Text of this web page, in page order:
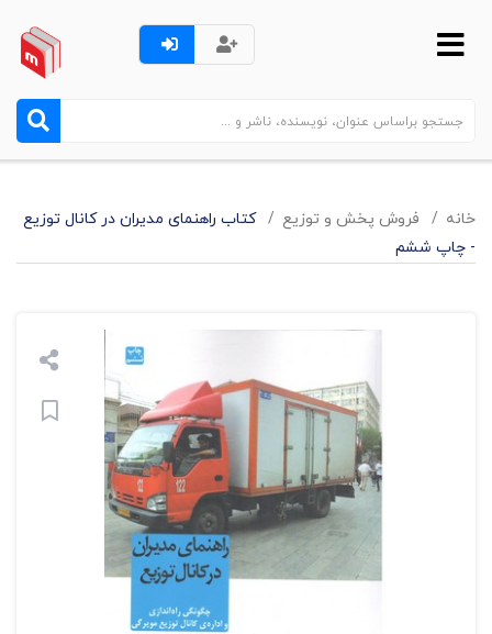
خانه فروش پخش و توزيع
کتاب راهنمای مدیران در کانال توزیع
- چاپ ششم